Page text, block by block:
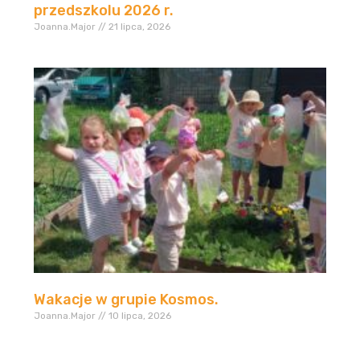
przedszkolu 2026 r.
Joanna.Major 21 lipca, 2026
Wakacje w grupie Kosmos.
Joanna.Major 10 lipca, 2026